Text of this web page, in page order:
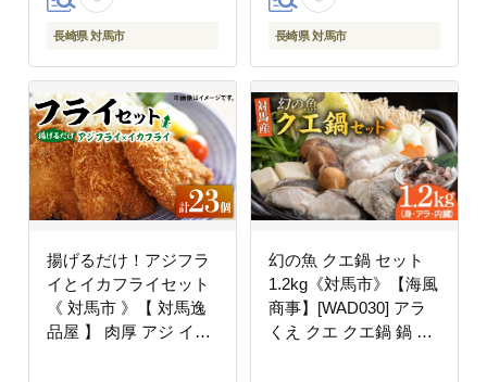
小分け
長崎県 対馬市 長崎県 対馬市
揚げるだけ！アジフラ
イとイカフライセット
《 対馬市 》【 対馬逸
品屋 】 肉厚 アジ イカ
幻の魚 クエ鍋 セット
1.2kg《対馬市》【海風
商事】[WAD030] アラ
くえ クエ クエ鍋 鍋 鍋